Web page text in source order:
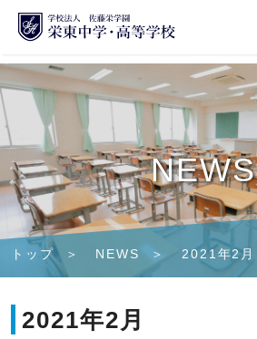
学校紹介
中学校
高等学校
学校生活
進路情報
NEWS
トップ NEWS 2021年2月
2021年2月